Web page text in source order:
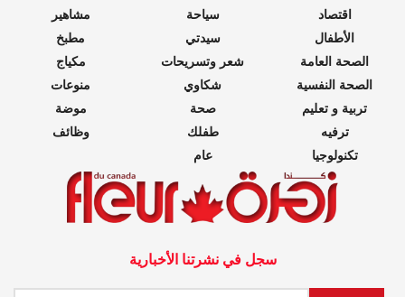
اقتصاد
الأطفال
الصحة العامة
الصحة النفسية
تربية و تعليم
ترفيه
تكنولوجيا
سياحة
سيدتي
شعر وتسريحات
شكاوي
صحة
طفلك
عام
مشاهير
مطبخ
مكياج
منوعات
موضة
وظائف
سجل في نشرتنا الأخبارية